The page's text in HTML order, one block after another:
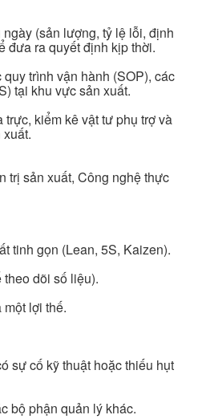
(sản lượng, tỷ lệ lỗi, định
đưa ra quyết định kịp thời.
trình vận hành (SOP), các
tại khu vực sản xuất.
kiểm kê vật tư phụ trợ và
trị sản xuất, Công nghệ thực
tinh gọn (Lean, 5S, Kaizen).
dõi số liệu).
lợi thế.
sự cố kỹ thuật hoặc thiếu hụt
bộ phận quản lý khác.